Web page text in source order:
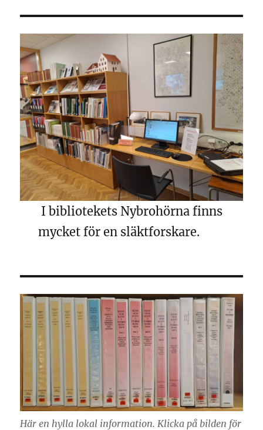
I bibliotekets Nybrohörna finns
mycket för en släktforskare.
Här en hylla lokal information. Klicka på bilden för